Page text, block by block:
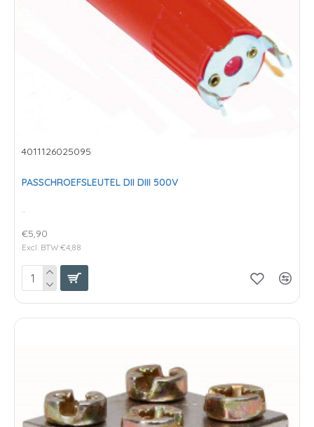
4011126025095
PASSCHROEFSLEUTEL DII DIII 500V
€5,90
Excl. BTW:€4,88